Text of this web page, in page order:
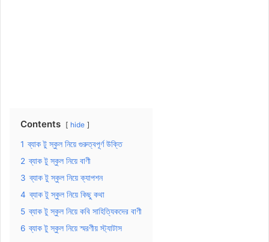
Contents hide
1 ব্যাক টু স্কুল নিয়ে গুরুত্বপূর্ণ উক্তি
2 ব্যাক টু স্কুল নিয়ে বাণী
3 ব্যাক টু স্কুল নিয়ে ক্যাপশন
4 ব্যাক টু স্কুল নিয়ে কিছু কথা
5 ব্যাক টু স্কুল নিয়ে কবি সাহিত্যিকদের বাণী
6 ব্যাক টু স্কুল নিয়ে স্মরণীয় স্ট্যাটাস